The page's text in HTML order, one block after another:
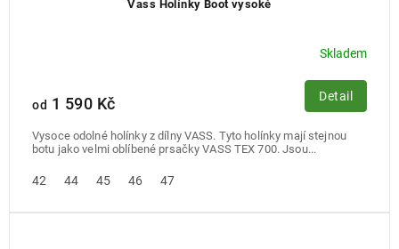
Vass Holínky Boot vysoké
Skladem
od 1 590 Kč Detail
Vysoce odolné holínky z dílny VASS. Tyto holínky mají stejnou
botu jako velmi oblíbené prsačky VASS TEX 700. Jsou...
42 44 45 46 47